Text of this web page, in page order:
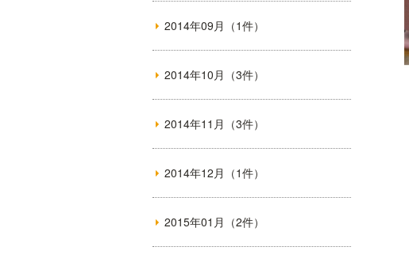
2014年09月（1件）
2014年10月（3件）
2014年11月（3件）
2014年12月（1件）
2015年01月（2件）